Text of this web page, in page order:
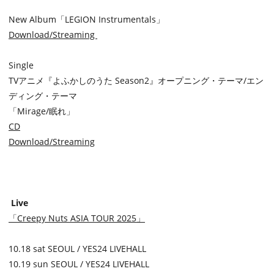
New Album「LEGION Instrumentals」
Download/Streaming
Single
TVアニメ『よふかしのうた Season2』オープニング・テーマ/エン
ディング・テーマ
「Mirage/眠れ」
CD
Download/Streaming
Live
「Creepy Nuts ASIA TOUR 2025」
10.18 sat SEOUL / YES24 LIVEHALL
10.19 sun SEOUL / YES24 LIVEHALL